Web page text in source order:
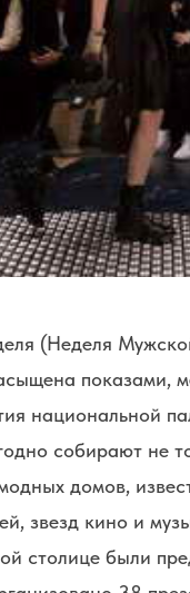
(Неделя
показами,
национальной
собирают не
домов,
звезд кино и
столице были